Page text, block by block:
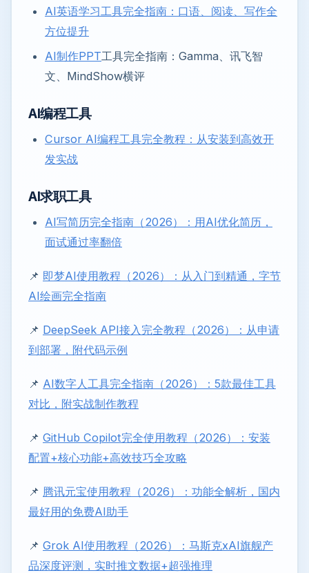
AI英语学习工具完全指南：口语、阅读、写作全
方位提升
AI制作PPT工具完全指南：Gamma、讯飞智
文、MindShow横评
AI编程工具
Cursor AI编程工具完全教程：从安装到高效开
发实战
AI求职工具
AI写简历完全指南（2026）：用AI优化简历，
面试通过率翻倍
📌 即梦AI使用教程（2026）：从入门到精通，字节
AI绘画完全指南
📌 DeepSeek API接入完全教程（2026）：从申请
到部署，附代码示例
📌 AI数字人工具完全指南（2026）：5款最佳工具
对比，附实战制作教程
📌 GitHub Copilot完全使用教程（2026）：安装
配置+核心功能+高效技巧全攻略
📌 腾讯元宝使用教程（2026）：功能全解析，国内
最好用的免费AI助手
📌 Grok AI使用教程（2026）：马斯克xAI旗舰产
品深度评测，实时推文数据+超强推理